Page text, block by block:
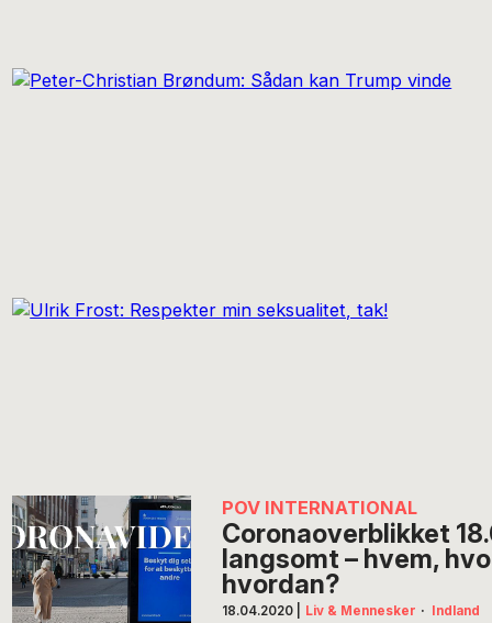
POV INTERNATIONAL
Coronaoverblikket
langsomt – hvem,
hvordan?
18.04.2020 Liv & Mennesker · Indland